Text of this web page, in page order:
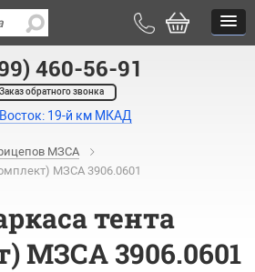
460-56-91
Заказ обратного звонка
19-й км МКАД
МЗСА
МЗСА 3906.0601
тента
МЗСА 3906.0601